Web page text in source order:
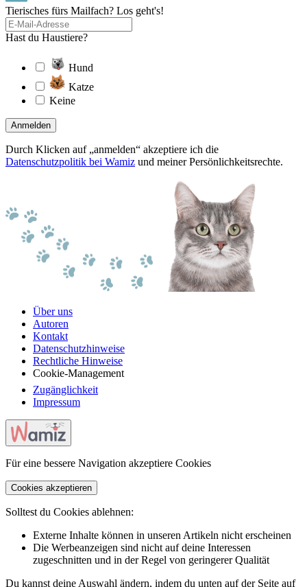
Tierisches fürs Mailfach? Los geht's!
Hast du Haustiere?
Hund
Katze
Keine
Anmelden
Durch Klicken auf „anmelden“ akzeptiere ich die
Datenschutzpolitik bei Wamiz und meiner Persönlichkeitsrechte.
Über uns
Autoren
Kontakt
Datenschutzhinweise
Rechtliche Hinweise
Cookie-Management
Zugänglichkeit
Impressum
Für eine bessere Navigation akzeptiere Cookies
Cookies akzeptieren
Solltest du Cookies ablehnen:
Externe Inhalte können in unseren Artikeln nicht erscheinen
Die Werbeanzeigen sind nicht auf deine Interessen
zugeschnitten und in der Regel von geringerer Qualität
Du kannst deine Auswahl ändern, indem du unten auf der Seite auf